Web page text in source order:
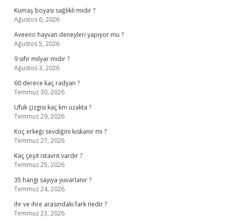
Kumaş boyası sağlıklı mıdır ?
Ağustos 6, 2026
Aveeno hayvan deneyleri yapıyor mu ?
Ağustos 5, 2026
9 sıfır milyar mıdır ?
Ağustos 3, 2026
60 derece kaç radyan ?
Temmuz 30, 2026
Ufuk çizgisi kaç km uzakta ?
Temmuz 29, 2026
Koç erkeği sevdiğini kıskanır mı ?
Temmuz 27, 2026
Kaç çeşit istavrit vardır ?
Temmuz 25, 2026
35 hangi sayıya yuvarlanır ?
Temmuz 24, 2026
ihr ve ihre arasındaki fark nedir ?
Temmuz 23, 2026